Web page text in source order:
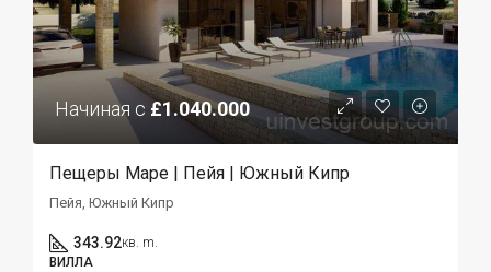
Начиная с £1.040.000
Пещеры Маре | Пейя | Южный Кипр
Пейя, Южный Кипр
343.92кв. m.
ВИЛЛА